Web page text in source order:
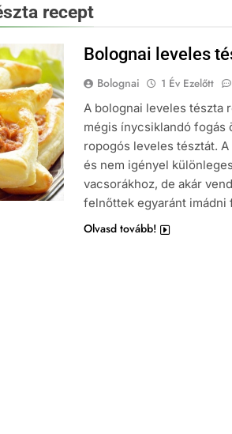
recept
Bolognai leveles
Bolognai 1 Év Ezelőtt
A bolognai leveles tészta
mégis ínycsiklandó fogás
ropogós leveles tésztát.
és nem igényel
vacsorákhoz, de akár
felnőttek egyaránt imádni
Olvasd tovább!